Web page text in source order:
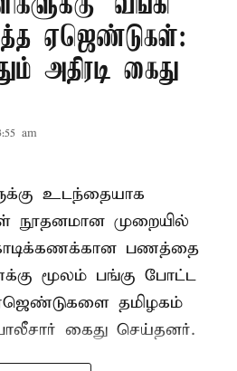
ஏஜெண்டுகள்:
அதிரடி கைது
am
உடந்தையாக
நூதனமான முறையில்
பணத்தை
மூலம் பங்கு போட்ட
தமிழகம்
கைது செய்தனர்.